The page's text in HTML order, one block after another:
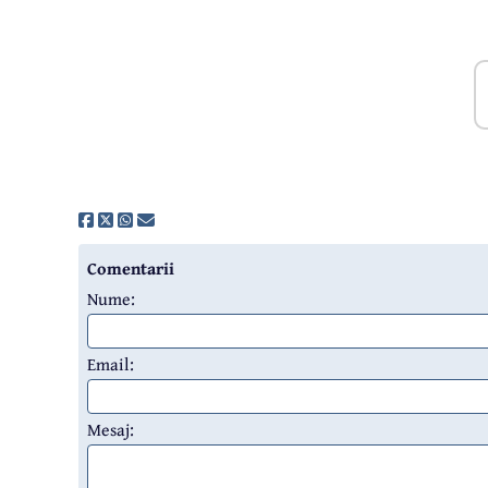
Comentarii
Nume:
Email:
Mesaj: